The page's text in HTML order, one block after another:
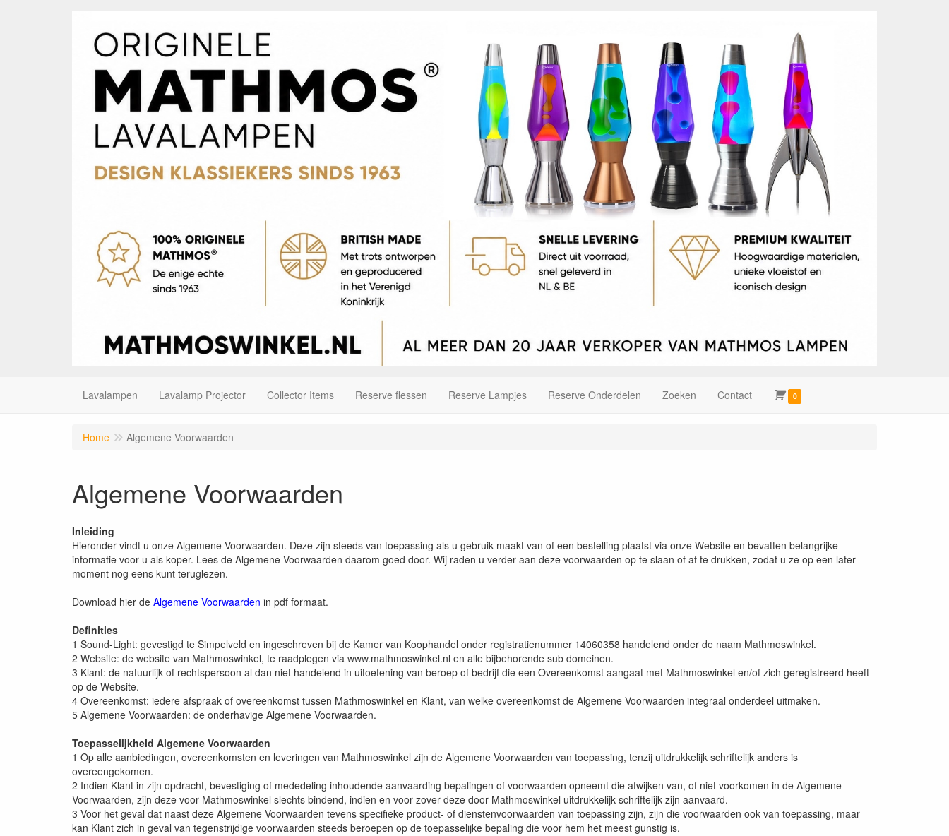
Lavalampen Lavalamp Projector Collector Items Reserve flessen Reserve Lampjes Reserve Onderdelen Zoeken Contact 0
Home Algemene Voorwaarden
Algemene Voorwaarden
Inleiding
Hieronder vindt u onze Algemene Voorwaarden. Deze zijn steeds van toepassing als u gebruik maakt van of een bestelling plaatst via onze Website en bevatten belangrijke
informatie voor u als koper. Lees de Algemene Voorwaarden daarom goed door. Wij raden u verder aan deze voorwaarden op te slaan of af te drukken, zodat u ze op een later
moment nog eens kunt teruglezen.
Download hier de Algemene Voorwaarden in pdf formaat.
Definities
1 Sound-Light: gevestigd te Simpelveld en ingeschreven bij de Kamer van Koophandel onder registratienummer 14060358 handelend onder de naam Mathmoswinkel.
2 Website: de website van Mathmoswinkel, te raadplegen via www.mathmoswinkel.nl en alle bijbehorende sub domeinen.
3 Klant: de natuurlijk of rechtspersoon al dan niet handelend in uitoefening van beroep of bedrijf die een Overeenkomst aangaat met Mathmoswinkel en/of zich geregistreerd heeft
op de Website.
4 Overeenkomst: iedere afspraak of overeenkomst tussen Mathmoswinkel en Klant, van welke overeenkomst de Algemene Voorwaarden integraal onderdeel uitmaken.
5 Algemene Voorwaarden: de onderhavige Algemene Voorwaarden.
Toepasselijkheid Algemene Voorwaarden
1 Op alle aanbiedingen, overeenkomsten en leveringen van Mathmoswinkel zijn de Algemene Voorwaarden van toepassing, tenzij uitdrukkelijk schriftelijk anders is
overeengekomen.
2 Indien Klant in zijn opdracht, bevestiging of mededeling inhoudende aanvaarding bepalingen of voorwaarden opneemt die afwijken van, of niet voorkomen in de Algemene
Voorwaarden, zijn deze voor Mathmoswinkel slechts bindend, indien en voor zover deze door Mathmoswinkel uitdrukkelijk schriftelijk zijn aanvaard.
3 Voor het geval dat naast deze Algemene Voorwaarden tevens specifieke product- of dienstenvoorwaarden van toepassing zijn, zijn die voorwaarden ook van toepassing, maar
kan Klant zich in geval van tegenstrijdige voorwaarden steeds beroepen op de toepasselijke bepaling die voor hem het meest gunstig is.